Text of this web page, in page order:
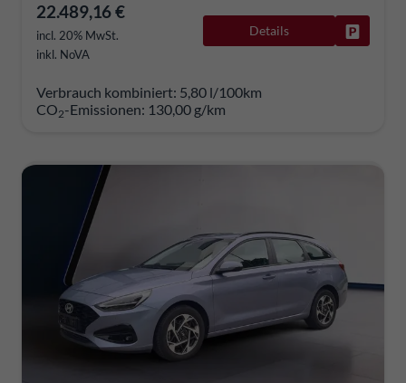
22.489,16 €
incl. 20% MwSt.
inkl. NoVA
Details
Verbrauch kombiniert: 5,80 l/100km
CO2-Emissionen: 130,00 g/km